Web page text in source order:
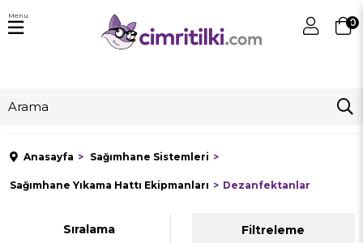
0
Menu
Anasayfa Sağımhane Sistemleri
Sağımhane Yıkama Hattı Ekipmanları Dezanfektanlar
Filtreleme
Sıralama